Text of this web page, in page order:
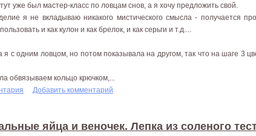
уже был мастер-класс по ловцам снов, а я хочу предложить свой.
я не вкладываю никакого мистического смысла - получается
и как кулон и как брелок, и как серьги и т.д....
я с одним ловцом, но потом показывала на другом, так что на шаге 3
обвязываем кольцо крючком,...
Добавить комментарий
яйца и веночек. Лепка из соленого